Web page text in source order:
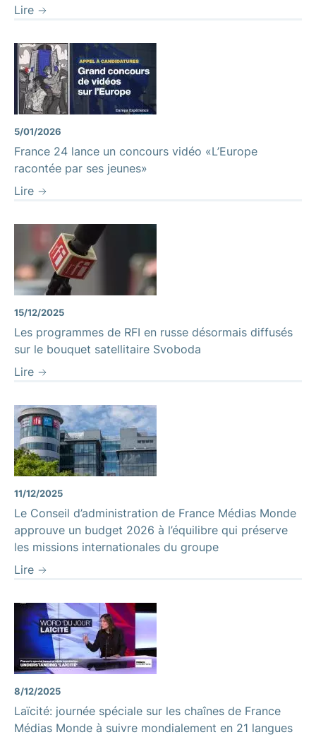
Lire
5/01/2026
France 24 lance un concours vidéo «L’Europe
racontée par ses jeunes»
Lire
15/12/2025
Les programmes de RFI en russe désormais diffusés
sur le bouquet satellitaire Svoboda
Lire
11/12/2025
Le Conseil d’administration de France Médias Monde
approuve un budget 2026 à l’équilibre qui préserve
les missions internationales du groupe
Lire
8/12/2025
Laïcité: journée spéciale sur les chaînes de France
Médias Monde à suivre mondialement en 21 langues